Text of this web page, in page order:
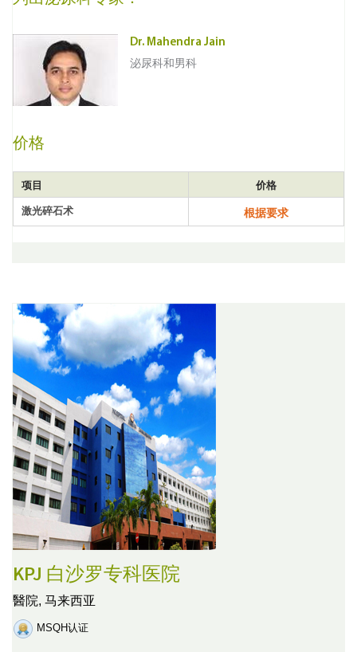
Dr. Mahendra Jain
泌尿科和男科
价格
项目 价格
激光碎石术 根据要求
KPJ 白沙罗专科医院
醫院, 马来西亚
MSQH认证